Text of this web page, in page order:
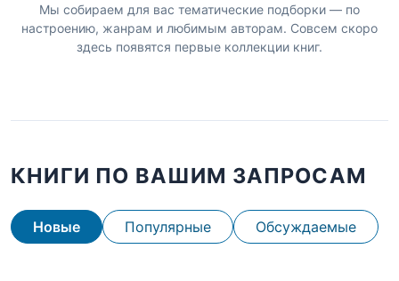
Мы собираем для вас тематические подборки — по
настроению, жанрам и любимым авторам. Совсем скоро
здесь появятся первые коллекции книг.
КНИГИ ПО ВАШИМ ЗАПРОСАМ
Новые Популярные Обсуждаемые